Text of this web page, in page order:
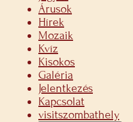
Árusok
Hírek
Mozaik
Kvíz
Kisokos
Galéria
Jelentkezés
Kapcsolat
visitszombathely